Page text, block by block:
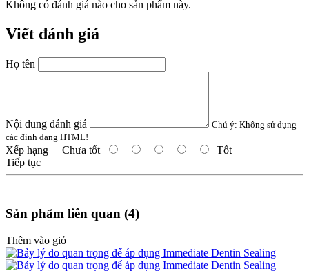
Không có đánh giá nào cho sản phẩm này.
Viết đánh giá
Họ tên
Nội dung đánh giá Chú ý: Không sử dụng
các định dạng HTML!
Xếp hạng Chưa tốt
Tốt
Tiếp tục
Sản phẩm liên quan (4)
Thêm vào giỏ